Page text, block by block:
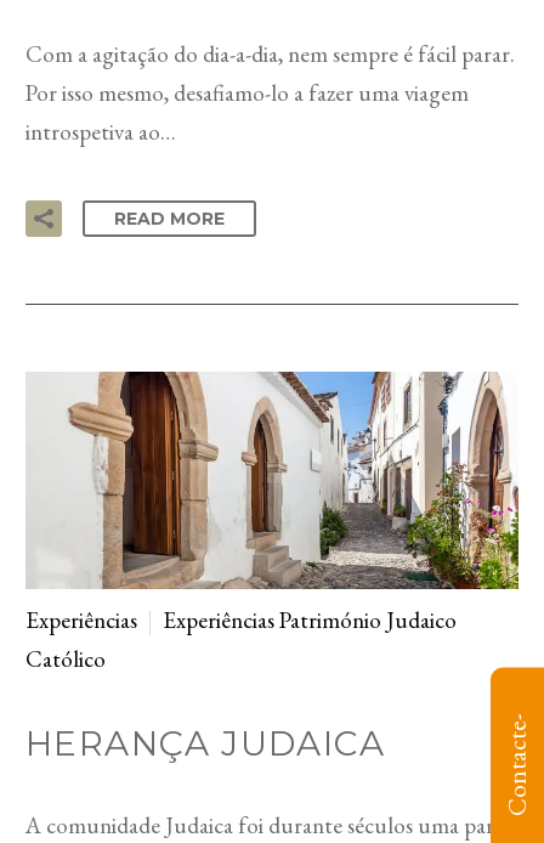
C
o
n
t
a
c
t
e
-
n
o
Com a agitação do dia-a-dia, nem sempre é fácil parar.
Por isso mesmo, desafiamo-lo a fazer uma viagem
introspetiva ao…
READ MORE
Experiências
Experiências Património Judaico
Católico
HERANÇA JUDAICA
A comunidade Judaica foi durante séculos uma parte